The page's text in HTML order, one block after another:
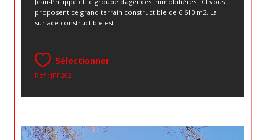
proposent ce grand terrain constructible de 6 610 m2. La
surface constructible est...
Sélectionner
Réf : JPF262